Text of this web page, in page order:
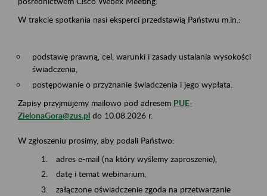
W trakcie spotkania nasi eksperci przedstawią Państwu m.in.:
podstawę prawną, cel, warunki i zasady ustalania wysokości
świadczenia,
postępowanie o przyznanie świadczenia i jego wypłata.
Zapisy przyjmujemy mailowo pod adresem PUE-
ZielonaGora@zus.pl do 10.08.2026 r.
W zgłoszeniu prosimy, aby podali Państwo:
adres e-mail (na który wyślemy zaproszenie),
datę i temat webinarium,
załączone oświadczenie zgoda na przetwarzanie